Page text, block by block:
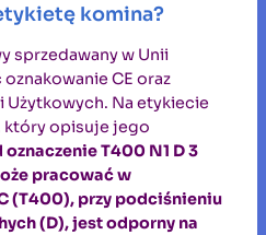
komina?
sprzedawany w Unii
CE oraz
Użytkowych. Na etykiecie
który opisuje jego
oznaczenie T400 N1 D 3
pracować w
(T400), przy podciśnieniu
(D), jest odporny na